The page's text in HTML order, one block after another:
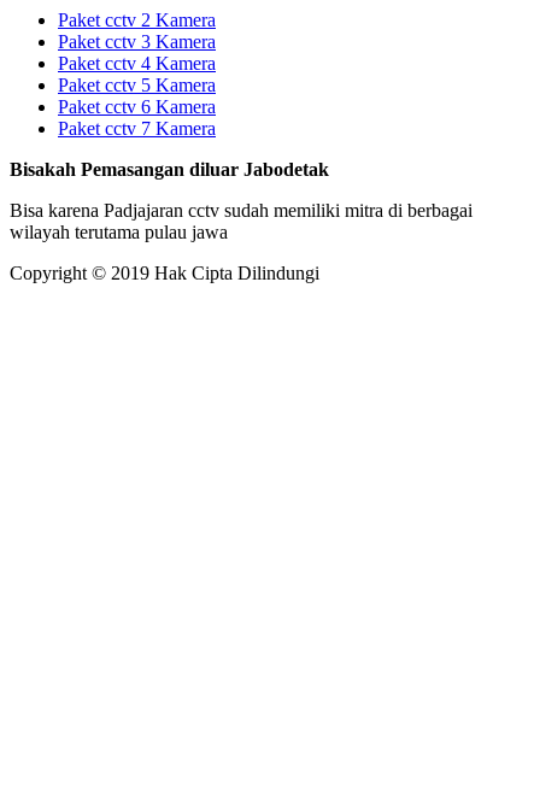
Paket cctv 2 Kamera
Paket cctv 3 Kamera
Paket cctv 4 Kamera
Paket cctv 5 Kamera
Paket cctv 6 Kamera
Paket cctv 7 Kamera
Bisakah Pemasangan diluar Jabodetak
Bisa karena Padjajaran cctv sudah memiliki mitra di berbagai
wilayah terutama pulau jawa
Copyright © 2019 Hak Cipta Dilindungi